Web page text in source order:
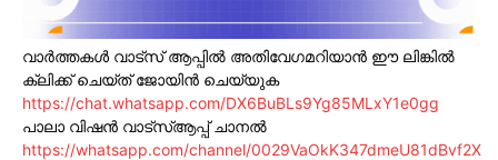
വാർത്തകൾ വാട്സ് ആപ്പിൽ അതിവേഗമറിയാൻ ഈ ലിങ്കിൽ
ക്ലിക്ക് ചെയ്ത് ജോയിൻ ചെയ്യുക
https://chat.whatsapp.com/DX6BuBLs9Yg85MLxY1e0gg
പാലാ വിഷൻ വാട്സ്ആപ്പ് ചാനൽ
https://whatsapp.com/channel/0029VaOkK347dmeU81dBvf2X